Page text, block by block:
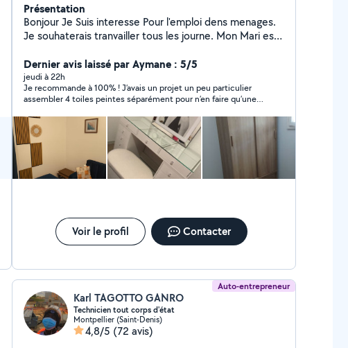
Présentation
Bonjour Je Suis interesse Pour l'emploi dens menages.
Je souhaterais tranvailler tous les journe. Mon Mari est
Dernier avis laissé par Aymane : 5/5
jeudi à 22h
Je recommande à 100% ! J’avais un projet un peu particulier
assembler 4 toiles peintes séparément pour n’en faire qu’une
compliqué à réaliser proprement. Ce prestataire a su
comprendre exactement ce que je voulais dès le départ et le
résultat final est parfait exactement comme je l’imaginais un
rendu propre, bien aligné, et me l’a accrocher aussi sur le mur
Travail sérieux, à l’écoute, et une vraie qualité d’exécution. Je
recommande sans hésiter pour tout travaux
Voir le profil Contacter
Auto-entrepreneur
Karl TAGOTTO GANRO
Technicien tout corps d'état
Montpellier (Saint-Denis)
4,8/5 (72 avis)